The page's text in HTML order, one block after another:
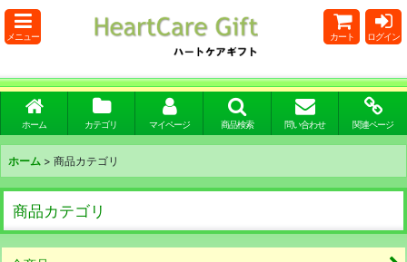
メニュー カート ログイン
ホーム カテゴリ マイページ 商品検索 問い合わせ 関連ページ
ホーム > 商品カテゴリ
商品カテゴリ